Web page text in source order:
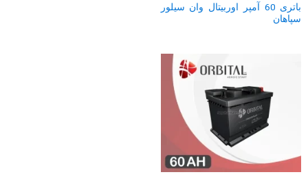
باتری 60 آمپر اوربیتال وان سیلور
سپاهان